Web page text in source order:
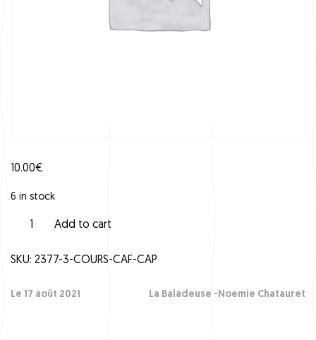
10.00€
6 in stock
r
C
A
Add to cart
SKU: 2377-3-COURS-CAF-CAP
Le 17 août 2021 La Baladeuse -Noemie Chatauret